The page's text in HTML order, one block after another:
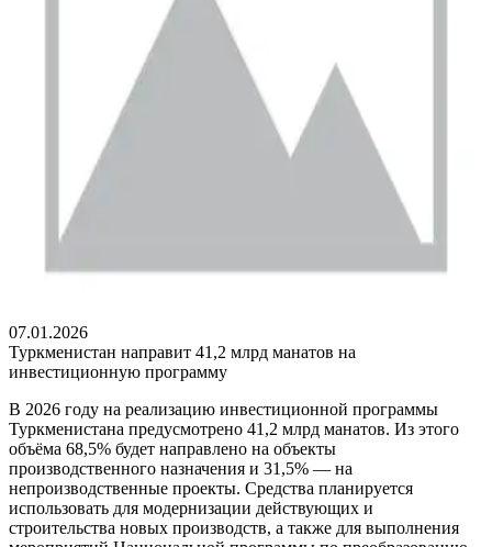
07.01.2026
Туркменистан направит 41,2 млрд манатов на
инвестиционную программу
В 2026 году на реализацию инвестиционной программы
Туркменистана предусмотрено 41,2 млрд манатов. Из этого
объёма 68,5% будет направлено на объекты
производственного назначения и 31,5% — на
непроизводственные проекты. Средства планируется
использовать для модернизации действующих и
строительства новых производств, а также для выполнения